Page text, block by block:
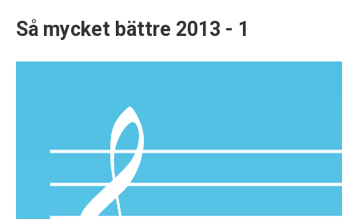
Så mycket bättre 2013 - 1